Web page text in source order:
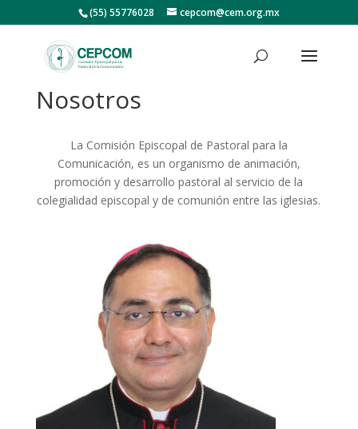
(55) 55776028 cepcom@cem.org.mx
Nosotros
La Comisión Episcopal de Pastoral para la
Comunicación, es un organismo de animación,
promoción y desarrollo pastoral al servicio de la
colegialidad episcopal y de comunión entre las iglesias.